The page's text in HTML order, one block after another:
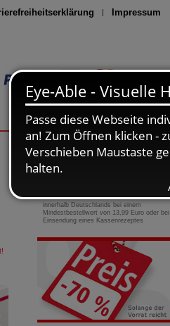
Impressum
Seite drucken
0800-10 11 422
gebührenfreie Rufnummer
innerhalb Deutschlands bei einem
Mindestbestellwert von 13,99 Euro oder bei
Einsendung eines Kassenrezeptes